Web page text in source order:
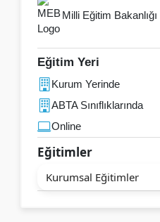
Milli Eğitim Bakanlığı
Eğitim Yeri
Kurum Yerinde
ABTA Sınıflıklarında
Online
Eğitimler
Kurumsal Eğitimler